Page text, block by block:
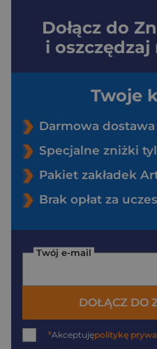
Dołącz do
i
Twoje
Darmowa dostawa
Specjalne zniżki
Pakiet zakładek
Brak opłat za
Twój e-mail
DOŁĄCZ DO
*Akceptujępolitykę